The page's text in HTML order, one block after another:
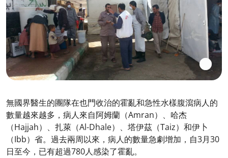
無國界醫生的團隊在也門收治的霍亂和急性水樣腹瀉病人的
數量越來越多，病人來自阿姆蘭（Amran）、哈杰
（Hajjah）、扎萊（Al-Dhale）、塔伊茲（Taiz）和伊卜
（Ibb）省。過去兩周以來，病人的數量急劇增加，自3月30
日至今，已有超過780人感染了霍亂。